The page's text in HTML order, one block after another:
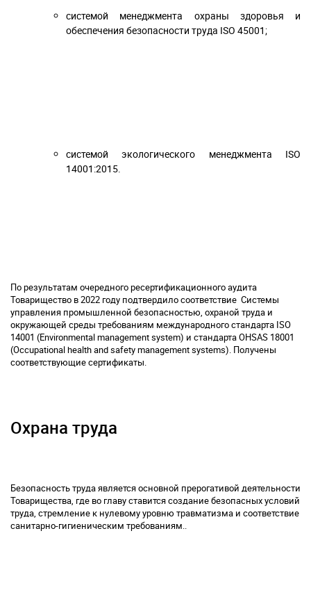
системой менеджмента охраны здоровья и
обеспечения безопасности труда ISO 45001;
системой экологического менеджмента ISO
14001:2015.
По результатам очередного ресертификационного аудита
Товарищество в 2022 году подтвердило соответствие Системы
управления промышленной безопасностью, охраной труда и
окружающей среды требованиям международного стандарта ISO
14001 (Environmental management system) и стандарта OHSAS 18001
(Occupational health and safety management systems). Получены
соответствующие сертификаты.
Охрана труда
Безопасность труда является основной прерогативой деятельности
Товарищества, где во главу ставится создание безопасных условий
труда, стремление к нулевому уровню травматизма и соответствие
санитарно-гигиеническим требованиям..